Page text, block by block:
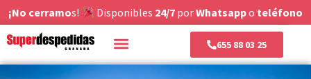
¡No cerramos! Disponibles 24/7porWhatsappo teléfono
655 88 03 25